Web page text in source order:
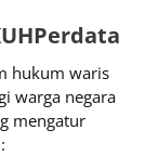
hukum waris
warga negara
mengatur